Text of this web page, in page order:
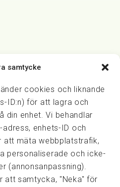
samtycke
cookies och liknande
ID:n) för att lagra och
din enhet. Vi behandlar
enhets-ID och
att mäta webbplatstrafik,
personaliserade och icke-
(annonsanpassning).
att samtycka, "Neka" för
och Google Analytics